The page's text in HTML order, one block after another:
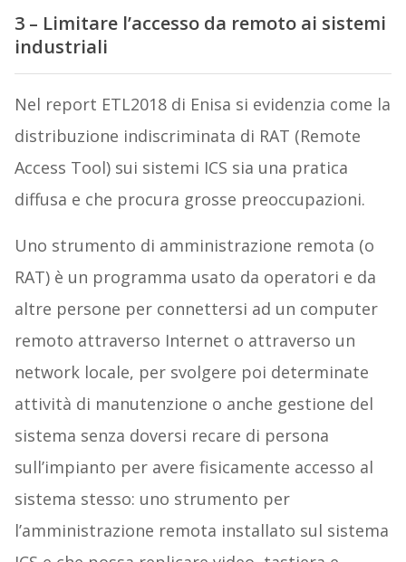
3 – Limitare l’accesso da remoto ai sistemi
industriali
Nel report ETL2018 di Enisa si evidenzia come la
distribuzione indiscriminata di RAT (Remote
Access Tool) sui sistemi ICS sia una pratica
diffusa e che procura grosse preoccupazioni.
Uno strumento di amministrazione remota (o
RAT) è un programma usato da operatori e da
altre persone per connettersi ad un computer
remoto attraverso Internet o attraverso un
network locale, per svolgere poi determinate
attività di manutenzione o anche gestione del
sistema senza doversi recare di persona
sull’impianto per avere fisicamente accesso al
sistema stesso: uno strumento per
l’amministrazione remota installato sul sistema